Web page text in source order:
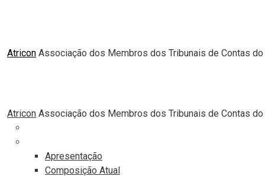
Atricon Associação dos Membros dos Tribunais de Contas
Atricon Associação dos Membros dos Tribunais de Contas
Apresentação
Composição Atual